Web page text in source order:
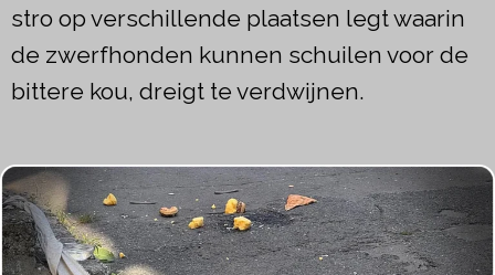
stro op verschillende plaatsen legt waarin
de zwerfhonden kunnen schuilen voor de
bittere kou, dreigt te verdwijnen.